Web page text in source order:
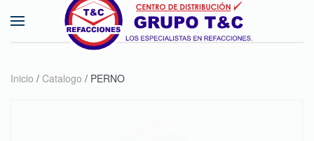
Skip to main content
Inicio / Catalogo / PERNO